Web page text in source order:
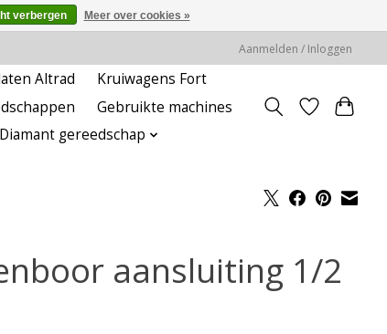
Aanmelden / Inloggen
Altrad
Kruiwagens Fort
Gebruikte machines
Diamant gereedschap
aansluiting 1/2
verbergen Meer over cookies »